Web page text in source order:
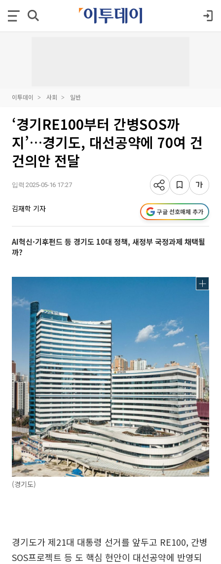
이투데이 사회 일반
‘경기RE100부터 간병SOS까
지’…경기도, 대선공약에 70여 건
건의안 전달
입력 2025-05-16 17:27
김재학 기자 구글 선호매체 추가
AI혁신·기후펀드 등 경기도 10대 정책, 새정부 국정과제 채택될
까?
(경기도)
경기도가 제21대 대통령 선거를 앞두고 RE100, 간병
SOS프로젝트 등 도 핵심 현안이 대선공약에 반영되